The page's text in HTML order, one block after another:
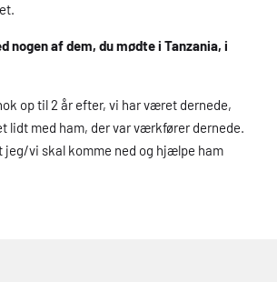
nogen af dem, du mødte i Tanzania, i
op til 2 år efter, vi har været dernede,
lidt med ham, der var værkfører dernede.
jeg/vi skal komme ned og hjælpe ham